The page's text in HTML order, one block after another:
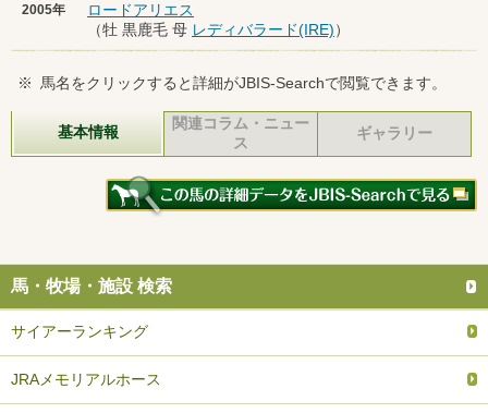
2005年
ロードアリエス
（牡 黒鹿毛 母 レディバラード(IRE)）
※ 馬名をクリックすると詳細がJBIS-Searchで閲覧できます。
基本情報
関連コラム・ニュー
ス
ギャラリー
馬・牧場・施設 検索
サイアーランキング
JRAメモリアルホース